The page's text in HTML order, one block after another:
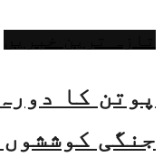
پوتن کا
جنگی